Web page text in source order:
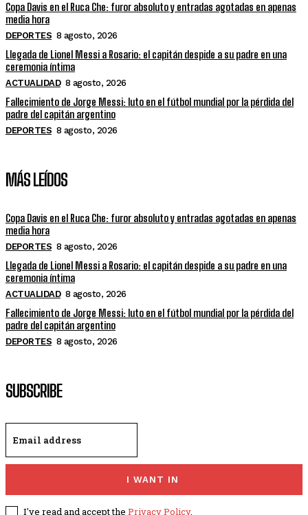
Copa Davis en el Ruca Che: furor absoluto y entradas agotadas en apenas
media hora
DEPORTES 8 agosto, 2026
Llegada de Lionel Messi a Rosario: el capitán despide a su padre en una
ceremonia íntima
ACTUALIDAD 8 agosto, 2026
Fallecimiento de Jorge Messi: luto en el fútbol mundial por la pérdida del
padre del capitán argentino
DEPORTES 8 agosto, 2026
MÁS LEÍDOS
Copa Davis en el Ruca Che: furor absoluto y entradas agotadas en apenas
media hora
DEPORTES 8 agosto, 2026
Llegada de Lionel Messi a Rosario: el capitán despide a su padre en una
ceremonia íntima
ACTUALIDAD 8 agosto, 2026
Fallecimiento de Jorge Messi: luto en el fútbol mundial por la pérdida del
padre del capitán argentino
DEPORTES 8 agosto, 2026
SUBSCRIBE
I WANT IN
I've read and accept the Privacy Policy.